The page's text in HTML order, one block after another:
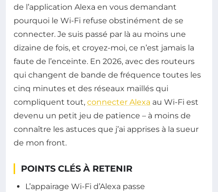
de l’application Alexa en vous demandant
pourquoi le Wi-Fi refuse obstinément de se
connecter. Je suis passé par là au moins une
dizaine de fois, et croyez-moi, ce n’est jamais la
faute de l’enceinte. En 2026, avec des routeurs
qui changent de bande de fréquence toutes les
cinq minutes et des réseaux maillés qui
compliquent tout, connecter Alexa au Wi-Fi est
devenu un petit jeu de patience – à moins de
connaître les astuces que j’ai apprises à la sueur
de mon front.
POINTS CLÉS À RETENIR
L’appairage Wi-Fi d’Alexa passe